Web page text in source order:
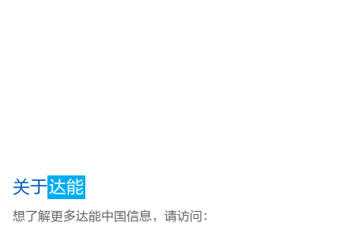
关于达能
想了解更多达能中国信息，请访问：